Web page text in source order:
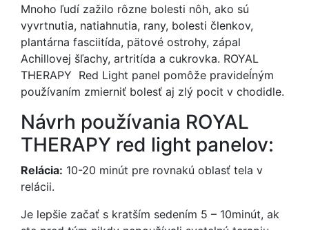
Mnoho ľudí zažilo rôzne bolesti nôh, ako sú
vyvrtnutia, natiahnutia, rany, bolesti členkov,
plantárna fasciitída, pätové ostrohy, zápal
Achillovej šľachy, artritída a cukrovka. ROYAL
THERAPY Red Light panel pomôže pravideĺným
používaním zmierniť bolesť aj zlý pocit v chodidle.
Návrh používania ROYAL
THERAPY red light panelov:
Relácia: 10-20 minút pre rovnakú oblasť tela v
relácii.
Je lepšie začať s kratším sedením 5 – 10minút, ak